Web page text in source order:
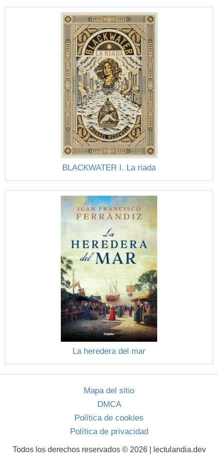
BLACKWATER I. La riada
La heredera del mar
Mapa del sitio
DMCA
Política de cookies
Política de privacidad
Todos los derechos reservados © 2026 | lectulandia.dev